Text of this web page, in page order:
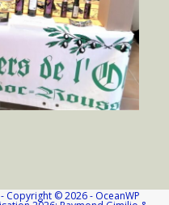
© 2026 - OceanWP